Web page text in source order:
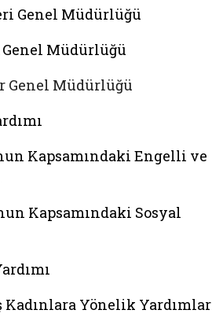
Genel Müdürlüğü
Genel Müdürlüğü
Genel Müdürlüğü
Kapsamındaki Engelli ve
Kapsamındaki Sosyal
Kadınlara Yönelik Yardımlar